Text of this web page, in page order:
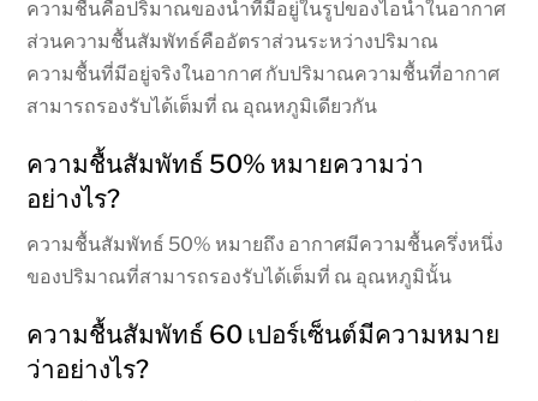
ความชื้นคือปริมาณของน้ำที่มีอยู่ในรูปของไอน้ำในอากาศ
ส่วนความชื้นสัมพัทธ์คืออัตราส่วนระหว่างปริมาณ
ความชื้นที่มีอยู่จริงในอากาศ กับปริมาณความชื้นที่อากาศ
สามารถรองรับได้เต็มที่ ณ อุณหภูมิเดียวกัน
ความชื้นสัมพัทธ์ 50% หมายความว่า
อย่างไร?
ความชื้นสัมพัทธ์ 50% หมายถึง อากาศมีความชื้นครึ่งหนึ่ง
ของปริมาณที่สามารถรองรับได้เต็มที่ ณ อุณหภูมินั้น
ความชื้นสัมพัทธ์ 60 เปอร์เซ็นต์มีความหมาย
ว่าอย่างไร?